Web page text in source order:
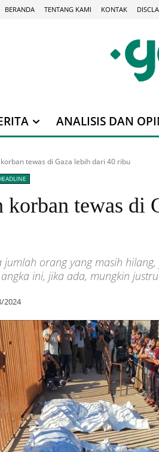
BERANDA TENTANG KAMI KONTAK
ANALISIS DAN
korban tewas di Gaza lebih dari 40 ribu
tewas di
jumlah orang yang masih
ini, jika ada, mungkin
2024